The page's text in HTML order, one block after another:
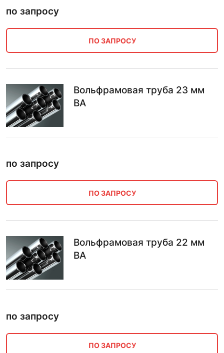
по запросу
ПО ЗАПРОСУ
Вольфрамовая труба 23 мм
ВА
по запросу
ПО ЗАПРОСУ
Вольфрамовая труба 22 мм
ВА
по запросу
ПО ЗАПРОСУ